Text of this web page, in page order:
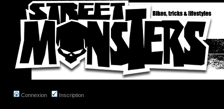
Connexion Inscription